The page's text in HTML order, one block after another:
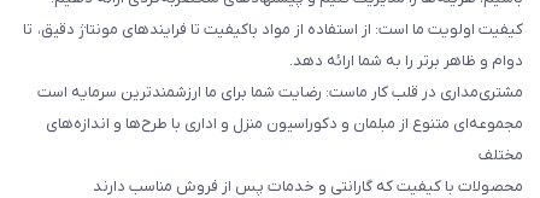
کیفیت اولویت ما است: از استفاده از مواد باکیفیت تا فرایندهای مونتاژ دقیق، تا
دوام و ظاهر برتر را به شما ارائه دهد.
مشتری‌مداری در قلب کار ماست: رضایت شما برای ما ارزشمندترین سرمایه است
مجموعه‌ای متنوع از مبلمان و دکوراسیون منزل و اداری با طرح‌ها و اندازه‌های
مختلف
محصولات با کیفیت که گارانتی و خدمات پس از فروش مناسب دارند